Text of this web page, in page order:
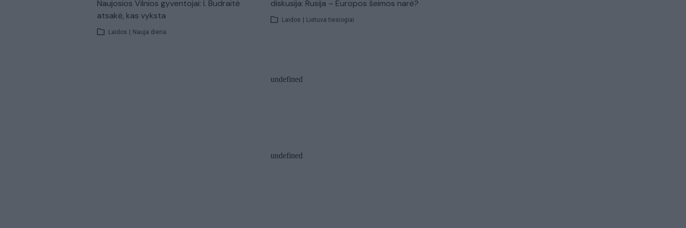
Naujosios Vilnios gyventojai: I. Budraitė
atsakė, kas vyksta
Laidos | Nauja diena
diskusija: Rusija – Europos šeimos narė?
Laidos | Lietuva tiesiogiai